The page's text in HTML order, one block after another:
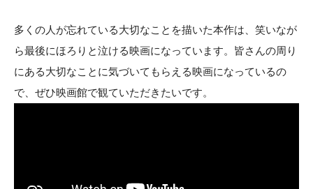
多くの人が忘れている大切なことを描いた本作は、笑いなが
ら最後にほろりと泣ける映画になっています。皆さんの周り
にある大切なことに気づいてもらえる映画になっているの
で、ぜひ映画館で観ていただきたいです。